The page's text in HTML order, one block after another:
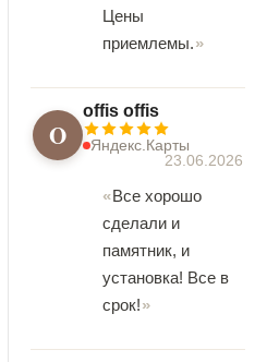
Цены
приемлемы.
O
offis offis
Яндекс.Карты
23.06.2026
Все хорошо
сделали и
памятник, и
установка! Все в
срок!